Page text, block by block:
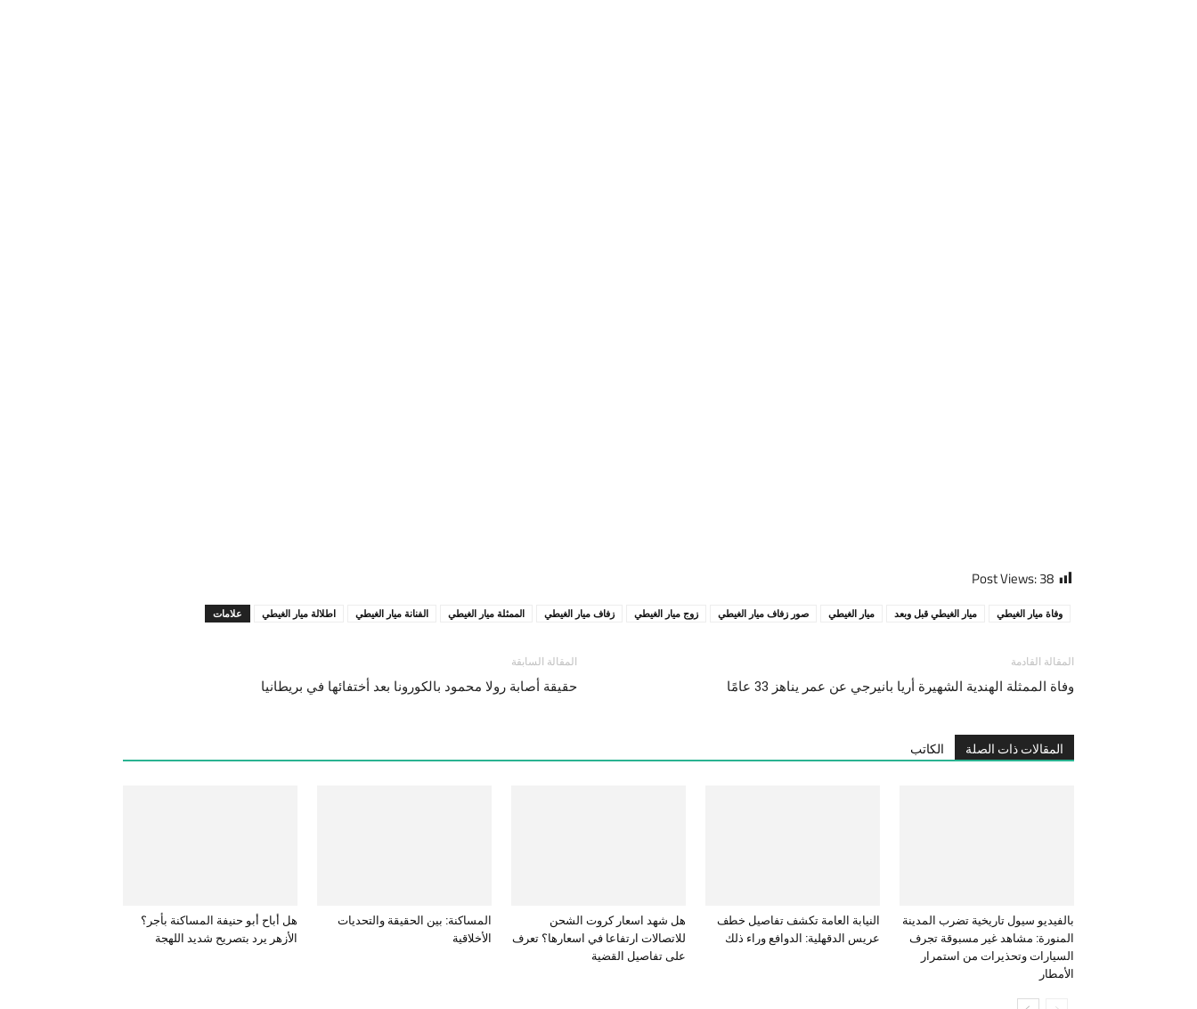
Post Views:38
علامات اطلالة ميار الغيطي الفنانة ميار الغيطي الممثلة ميار الغيطي زفاف ميار الغيطي زوج ميار الغيطي صور زفاف ميار الغيطي ميار الغيطي ميار الغيطي قبل وبعد وفاة ميار الغيطي
المقالة السابقة
حقيقة أصابة رولا محمود بالكورونا بعد أختفائها في بريطانيا
المقالة القادمة
وفاة الممثلة الهندية الشهيرة أريا بانيرجي عن عمر يناهز 33 عامًا
المقالات ذات الصلة الكاتب
هل أباح أبو حنيفة المساكنة بأجر؟
الأزهر يرد بتصريح شديد اللهجة
المساكنة: بين الحقيقة والتحديات
الأخلاقية
هل شهد اسعار كروت الشحن
للاتصالات ارتفاعا في اسعارها؟ تعرف
على تفاصيل القضية
النيابة العامة تكشف تفاصيل خطف
عريس الدقهلية: الدوافع وراء ذلك
بالفيديو سيول تاريخية تضرب المدينة
المنورة: مشاهد غير مسبوقة تجرف
السيارات وتحذيرات من استمرار
الأمطار